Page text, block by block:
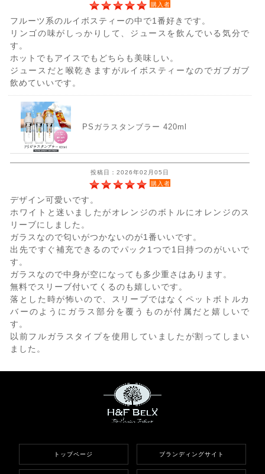
購入者
フルーツ系のルイボスティーの中で1番好きです。
リンゴの味がしっかりして、ジュースを飲んでいる気分で
す。
ホットでもアイスでもどちらも美味しい。
ジュースだと喉乾きますがルイボスティーなのでガブガブ
飲めていいです。
PSガラスタンブラー 420ml
投稿日：2026年02月05日
購入者
デザイン可愛いです。
ホワイトと迷いましたがオレンジのボトルにオレンジのス
リーブにしました。
ガラスなので匂いがつかないのが1番いいです。
出先ですぐ補充できるのでパック1つで1日持つのがいいで
す。
ガラスなので中身が空になっても多少重さはあります。
無料でスリーブ付いてくるのも嬉しいです。
落とした時が怖いので、スリーブではなくペットボトルカ
バーのようにガラス部分を覆うものが付属だと嬉しいで
す。
以前フルガラスタイプを使用していましたが割ってしまい
ました。
トップページ ブランディングサイト